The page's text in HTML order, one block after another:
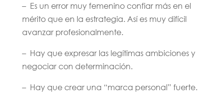
– Es un error muy femenino confiar más en el
mérito que en la estrategia. Así es muy difícil
avanzar profesionalmente.
– Hay que expresar las legítimas ambiciones y
negociar con determinación.
– Hay que crear una “marca personal” fuerte.